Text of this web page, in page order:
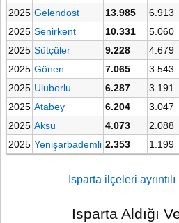
2025 Gelendost 13.985 6.913
2025 Senirkent 10.331 5.060
2025 Sütçüler 9.228 4.679
2025 Gönen 7.065 3.543
2025 Uluborlu 6.287 3.191
2025 Atabey 6.204 3.047
2025 Aksu 4.073 2.088
2025 Yenişarbademli 2.353 1.199
Isparta ilçeleri
Isparta Aldığı